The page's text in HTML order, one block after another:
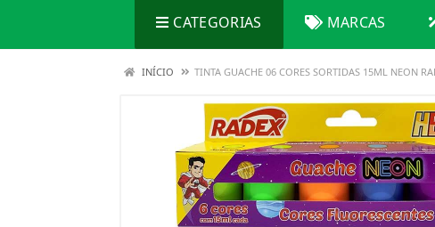
CATEGORIAS MARCAS
INÍCIO TINTA GUACHE 06 CORES SORTIDAS 15ML NEON